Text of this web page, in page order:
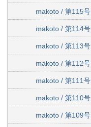
makoto / 第115号
makoto / 第114号
makoto / 第113号
makoto / 第112号
makoto / 第111号
makoto / 第110号
makoto / 第109号